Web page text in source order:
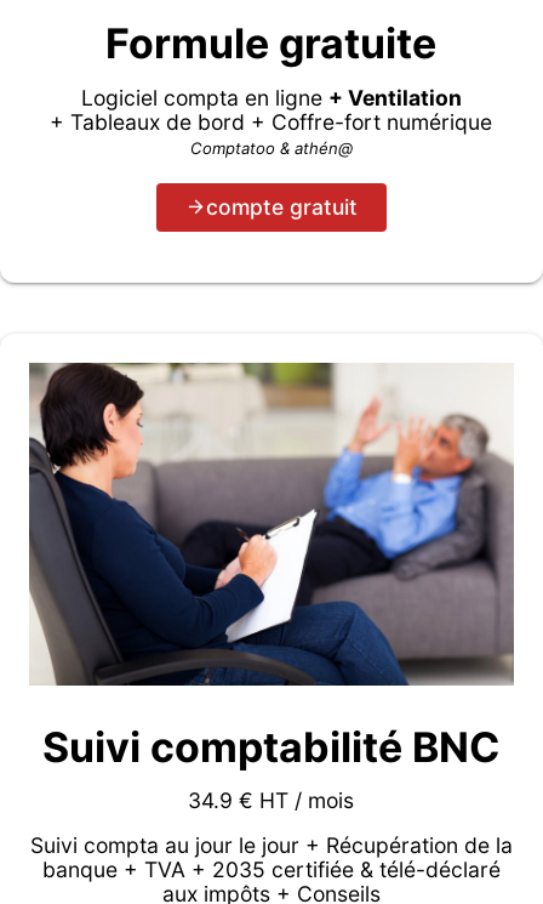
Formule gratuite
Logiciel compta en ligne + Ventilation
+ Tableaux de bord + Coffre-fort numérique
Comptatoo & athén@
compte gratuit
Suivi comptabilité BNC
34.9 € HT / mois
Suivi compta au jour le jour + Récupération de la
banque + TVA + 2035 certifiée & télé-déclaré
aux impôts + Conseils